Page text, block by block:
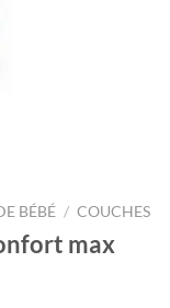
BÉBÉ / COUCHES
max